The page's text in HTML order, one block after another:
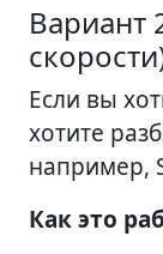
Вариант
Если вы
хотите
например,
Как это